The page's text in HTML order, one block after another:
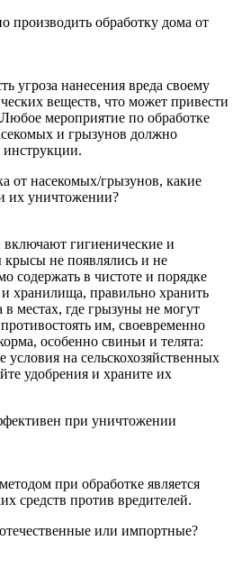
производить обработку дома от
угроза нанесения вреда своему
веществ, что может привести
мероприятие по обработке
и грызунов должно
инструкции.
от насекомых/грызунов, какие
их уничтожении?
гигиенические и
не появлялись и не
содержать в чистоте и порядке
хранилища, правильно хранить
местах, где грызуны не могут
им, своевременно
особенно свиньи и телята:
условия на сельскохозяйственных
удобрения и храните их
при уничтожении
при обработке является
средств против вредителей.
или импортные?